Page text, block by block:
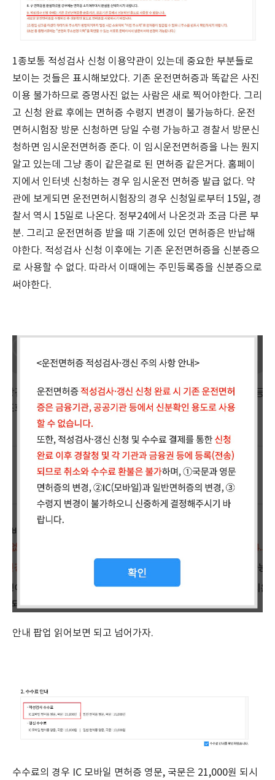
1종보통 적성검사 신청 이용약관이 있는데 중요한 부분들로
보이는 것들은 표시해보았다. 기존 운전면허증과 똑같은 사진
이용 불가하므로 증명사진 없는 사람은 새로 찍어야한다. 그리
고 신청 완료 후에는 면허증 수령지 변경이 불가능하다. 운전
면허시험장 방문 신청하면 당일 수령 가능하고 경찰서 방문신
청하면 임시운전면허증 준다. 이 임시운전면허증을 나는 뭔지
알고 있는데 그냥 종이 같은걸로 된 면허증 같은거다. 홈페이
지에서 인터넷 신청하는 경우 임시운전 면허증 발급 없다. 약
관에 보게되면 운전면허시험장의 경우 신청일로부터 15일, 경
찰서 역시 15일로 나온다. 정부24에서 나온것과 조금 다른 부
분. 그리고 운전면허증 받을 때 기존에 있던 면허증은 반납해
야한다. 적성검사 신청 이후에는 기존 운전면허증을 신분증으
로 사용할 수 없다. 따라서 이때에는 주민등록증을 신분증으로
써야한다.
안내 팝업 읽어보면 되고 넘어가자.
수수료의 경우 IC 모바일 면허증 영문, 국문은 21,000원 되시